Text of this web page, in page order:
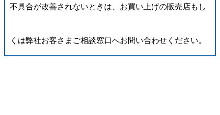
不具合が改善されないときは、お買い上げの販売店もし
くは弊社お客さまご相談窓口へお問い合わせください。